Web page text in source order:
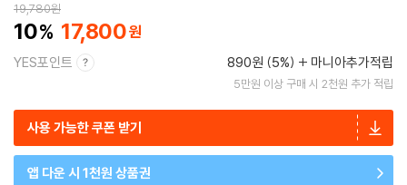
19,780원
10 17,800
YES포인트 890원 (5%) 마니아추가적립
5만원 이상 구매 시 2천원 추가 적립
사용 가능한 쿠폰 받기
앱 다운 시 1천원 상품권